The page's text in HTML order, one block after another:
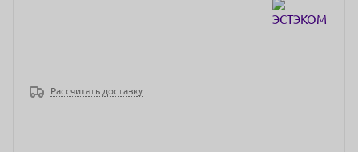
Рассчитать доставку